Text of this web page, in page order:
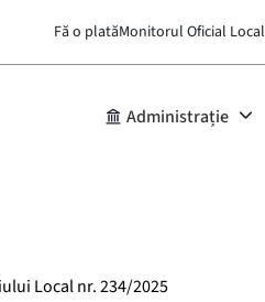
Fă o platăMonitorul Oficial Local
Administrație
Local nr. 234/2025